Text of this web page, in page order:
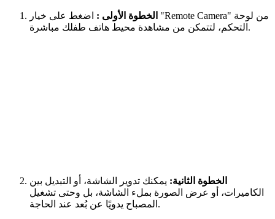
الخطوة الأولى : اضغط على خيار "Remote Camera" من لوحة
التحكم، لتتمكن من مشاهدة محيط هاتف طفلك مباشرة.
الخطوة الثانية: يمكنك تدوير الشاشة، أو التبديل بين
الكاميرات، أو عرض الصورة بملء الشاشة، بل وحتى تشغيل
المصباح يدويًا عن بُعد عند الحاجة.